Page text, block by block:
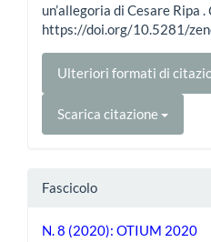
un’allegoria di Cesare Ripa .
https://doi.org/10.5281/
Ulteriori formati di
Scarica citazione
Fascicolo
N. 8 (2020): OTIUM 2020